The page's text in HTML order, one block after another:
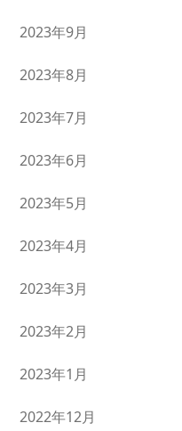
2023年9月
2023年8月
2023年7月
2023年6月
2023年5月
2023年4月
2023年3月
2023年2月
2023年1月
2022年12月